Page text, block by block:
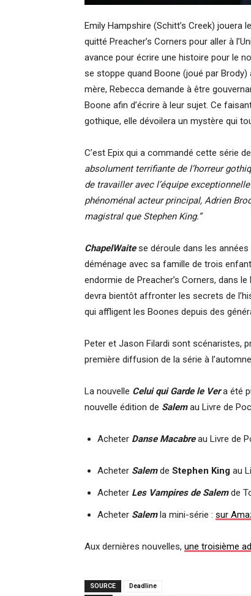
Emily Hampshire (Schitt’s Creek) jouera
quitté Preacher’s Corners pour aller à
avance pour écrire une histoire pour le
se stoppe quand Boone (joué par
mère, Rebecca demande à être
Boone afin d’écrire à leur sujet. Ce
gothique, elle dévoilera un mystère qui
C’est Epix qui a commandé cette série
absolument terrifiante de l’horreur
de travailler avec l’équipe
phénoménal acteur principal, Adrien
magistral que Stephen King.”
ChapelWaitese déroule dans les années
déménage avec sa famille de trois
endormie de Preacher’s Corners, dans
devra bientôt affronter les secrets de
qui affligent les Boones depuis des
Peter et Jason Filardi sont scénaristes,
première diffusion de la série à
La nouvelle Celui qui Garde le Vera été
nouvelle édition de Salemau Livre de
Acheter Danse Macabreau Livre de
Acheter Salemde Stephen King au
Acheter Les Vampires de Salemde
Acheter Salemla mini-série : sur
Aux dernières nouvelles, une troisième
SOURCE
Deadline